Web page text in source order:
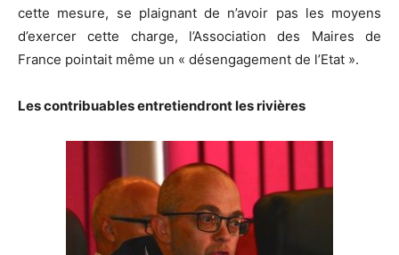
cette mesure, se plaignant de n’avoir pas les moyens
d’exercer cette charge, l’Association des Maires de
France pointait même un « désengagement de l’Etat ».
Les contribuables entretiendront les rivières